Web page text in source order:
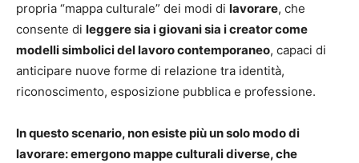
propria “mappa culturale” dei modi di lavorare, che
consente di leggere sia i giovani sia i creator come
modelli simbolici del lavoro contemporaneo, capaci di
anticipare nuove forme di relazione tra identità,
riconoscimento, esposizione pubblica e professione.
In questo scenario, non esiste più un solo modo di
lavorare: emergono mappe culturali diverse, che